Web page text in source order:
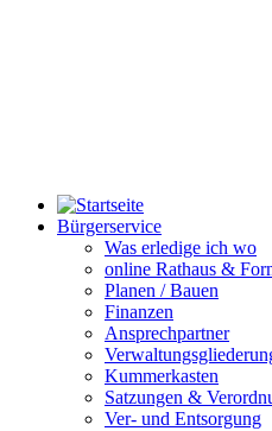
Bürgerservice
Was erledige ich wo
online Rathaus &
Planen / Bauen
Finanzen
Ansprechpartner
Kummerkasten
Satzungen &
Ver- und Entsorgung